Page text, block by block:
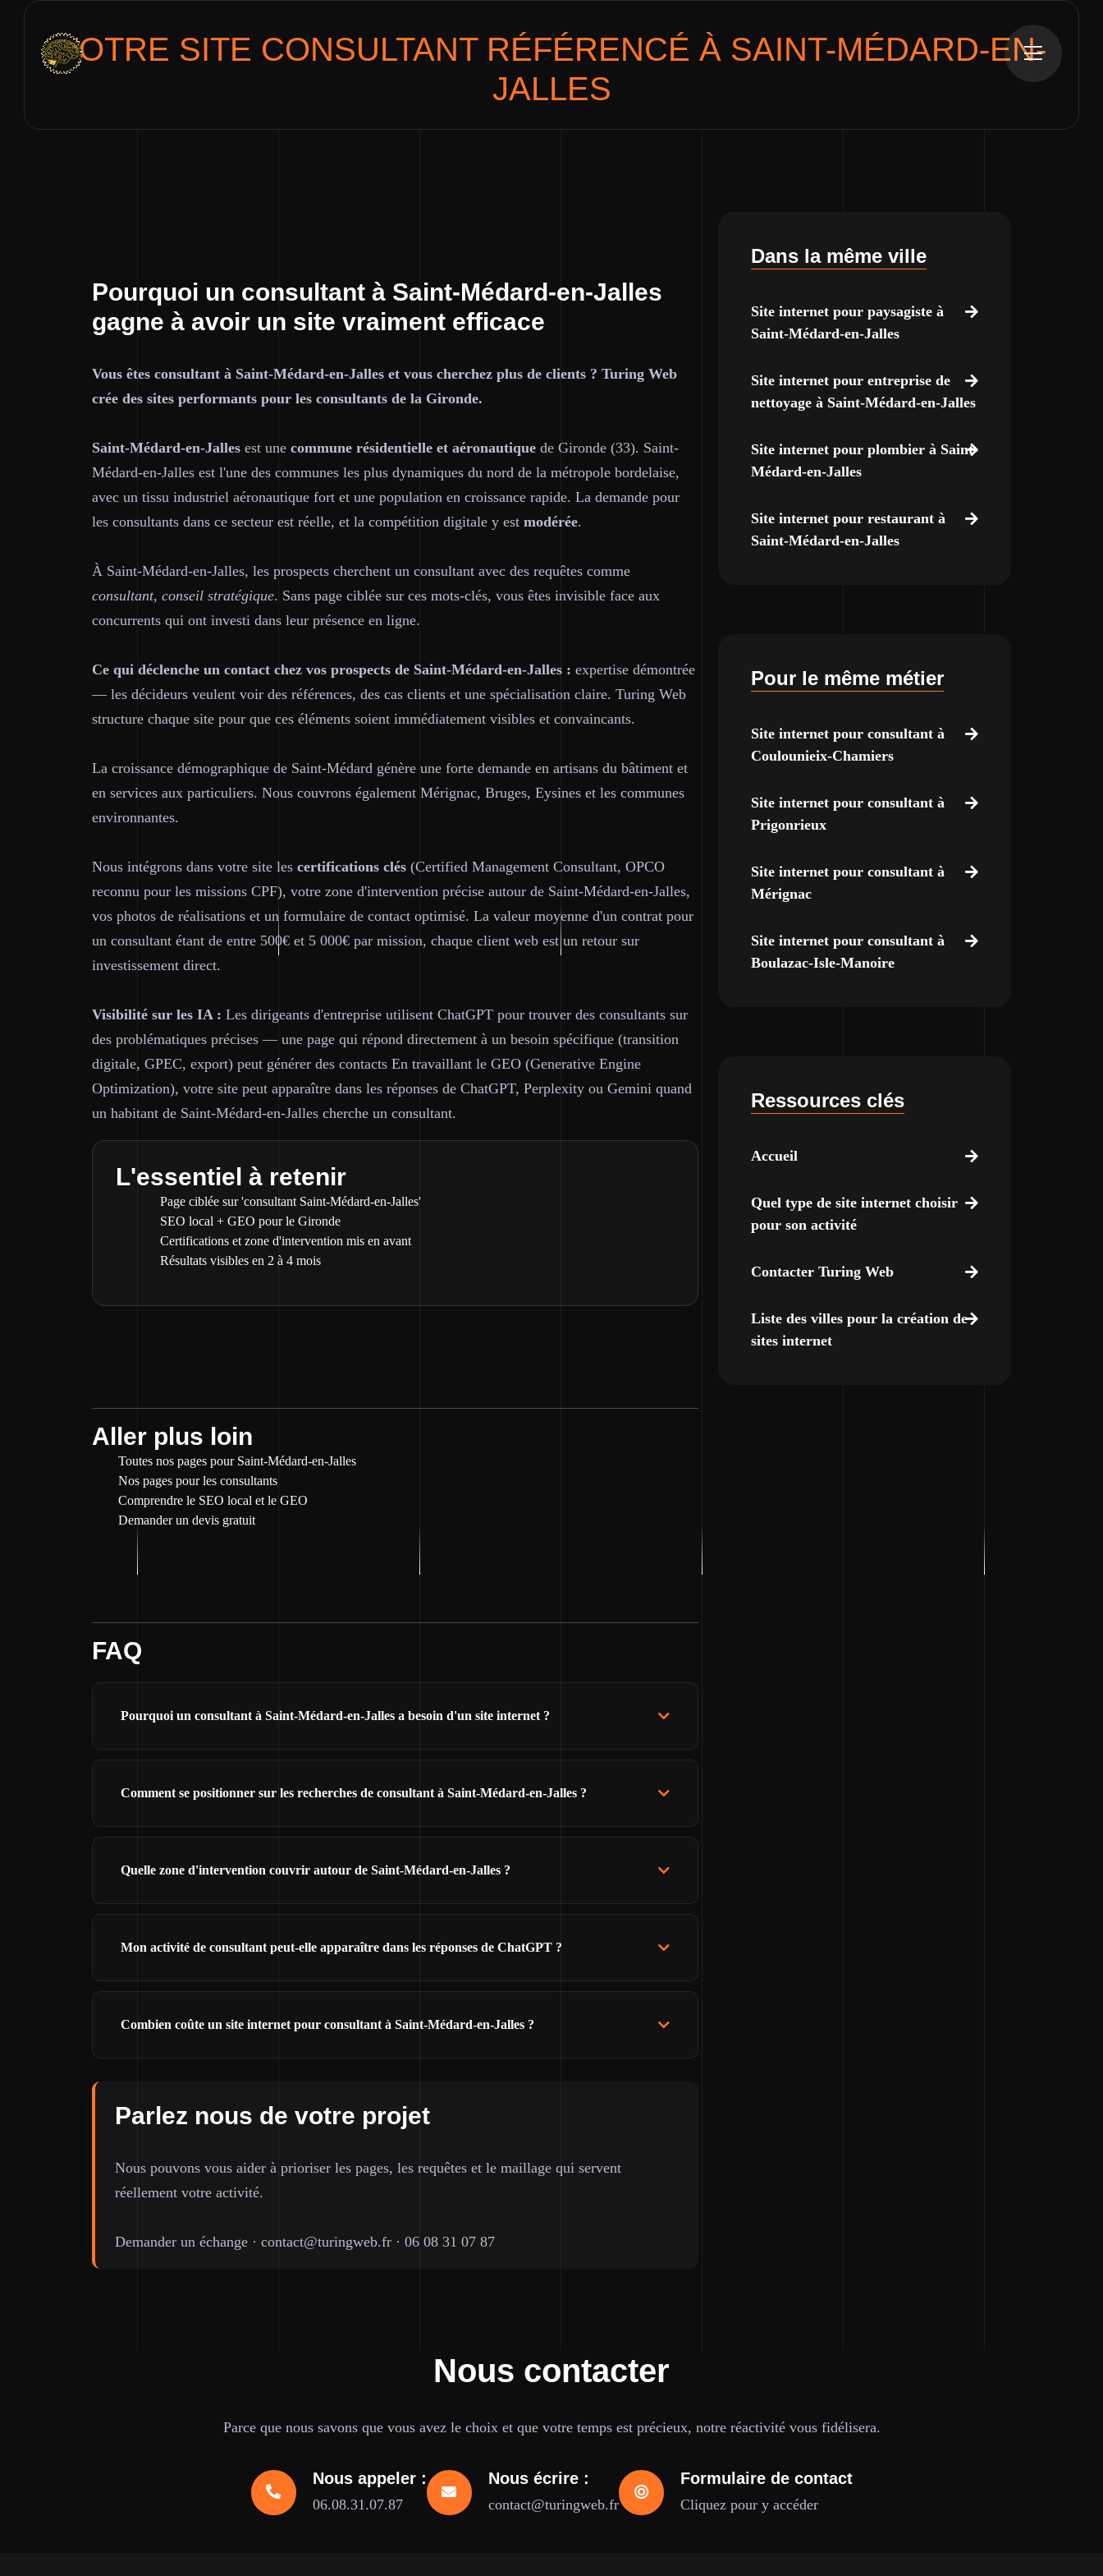
VOTRE SITE CONSULTANTRÉFÉRENCÉ À SAINT-MÉDARD-EN-
JALLES
Pourquoi un consultant à Saint-Médard-en-Jalles
gagne à avoir un site vraiment efficace
Vous êtes consultant à Saint-Médard-en-Jalles et vous cherchez plus de clients ? Turing Web
crée des sites performants pour les consultants de la Gironde.
Saint-Médard-en-Jalles est une commune résidentielle et aéronautique de Gironde (33). Saint-
Médard-en-Jalles est l'une des communes les plus dynamiques du nord de la métropole bordelaise,
avec un tissu industriel aéronautique fort et une population en croissance rapide. La demande pour
les consultants dans ce secteur est réelle, et la compétition digitale y est modérée.
À Saint-Médard-en-Jalles, les prospects cherchent un consultant avec des requêtes comme
consultant, conseil stratégique. Sans page ciblée sur ces mots-clés, vous êtes invisible face aux
concurrents qui ont investi dans leur présence en ligne.
Ce qui déclenche un contact chez vos prospects de Saint-Médard-en-Jalles : expertise démontrée
— les décideurs veulent voir des références, des cas clients et une spécialisation claire. Turing Web
structure chaque site pour que ces éléments soient immédiatement visibles et convaincants.
La croissance démographique de Saint-Médard génère une forte demande en artisans du bâtiment et
en services aux particuliers. Nous couvrons également Mérignac, Bruges, Eysines et les communes
environnantes.
Nous intégrons dans votre site les certifications clés (Certified Management Consultant, OPCO
reconnu pour les missions CPF), votre zone d'intervention précise autour de Saint-Médard-en-Jalles,
vos photos de réalisations et un formulaire de contact optimisé. La valeur moyenne d'un contrat pour
un consultant étant de entre 500€ et 5 000€ par mission, chaque client web est un retour sur
investissement direct.
Visibilité sur les IA : Les dirigeants d'entreprise utilisent ChatGPT pour trouver des consultants sur
des problématiques précises — une page qui répond directement à un besoin spécifique (transition
digitale, GPEC, export) peut générer des contacts En travaillant le GEO (Generative Engine
Optimization), votre site peut apparaître dans les réponses de ChatGPT, Perplexity ou Gemini quand
un habitant de Saint-Médard-en-Jalles cherche un consultant.
L'essentiel à retenir
Page ciblée sur 'consultant Saint-Médard-en-Jalles'
SEO local + GEO pour le Gironde
Certifications et zone d'intervention mis en avant
Résultats visibles en 2 à 4 mois
Aller plus loin
Toutes nos pages pour Saint-Médard-en-Jalles
Nos pages pour les consultants
Comprendre le SEO local et le GEO
Demander un devis gratuit
FAQ
Pourquoi un consultant à Saint-Médard-en-Jalles a besoin d'un site internet ?
Comment se positionner sur les recherches de consultant à Saint-Médard-en-Jalles ?
Quelle zone d'intervention couvrir autour de Saint-Médard-en-Jalles ?
Mon activité de consultant peut-elle apparaître dans les réponses de ChatGPT ?
Combien coûte un site internet pour consultant à Saint-Médard-en-Jalles ?
Parlez nous de votre projet
Nous pouvons vous aider à prioriser les pages, les requêtes et le maillage qui servent
réellement votre activité.
Demander un échange · contact@turingweb.fr · 06 08 31 07 87
Dans la même ville
Site internet pour paysagiste à
Saint-Médard-en-Jalles
Site internet pour entreprise de
nettoyage à Saint-Médard-en-Jalles
Site internet pour plombier à Saint-
Médard-en-Jalles
Site internet pour restaurant à
Saint-Médard-en-Jalles
Pour le même métier
Site internet pour consultant à
Coulounieix-Chamiers
Site internet pour consultant à
Prigonrieux
Site internet pour consultant à
Mérignac
Site internet pour consultant à
Boulazac-Isle-Manoire
Ressources clés
Accueil
Quel type de site internet choisir
pour son activité
Contacter Turing Web
Liste des villes pour la création de
sites internet
Nous contacter
Parce que nous savons que vous avez le choix et que votre temps est précieux, notre réactivité vous fidélisera.
Nous appeler :
06.08.31.07.87
Nous écrire :
contact@turingweb.fr
Formulaire de contact
Cliquez pour y accéder